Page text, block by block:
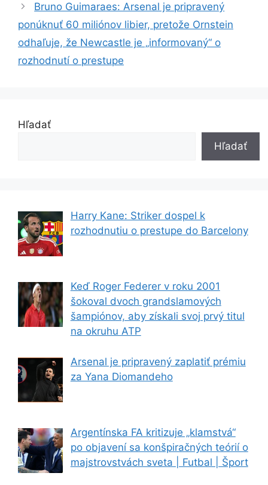
Bruno Guimaraes: Arsenal je pripravený
ponúknuť 60 miliónov libier, pretože Ornstein
odhaľuje, že Newcastle je „informovaný“ o
rozhodnutí o prestupe
Hľadať
Hľadať
Harry Kane: Striker dospel k
rozhodnutiu o prestupe do Barcelony
Keď Roger Federer v roku 2001
šokoval dvoch grandslamových
šampiónov, aby získali svoj prvý titul
na okruhu ATP
Arsenal je pripravený zaplatiť prémiu
za Yana Diomandeho
Argentínska FA kritizuje „klamstvá“
po objavení sa konšpiračných teórií o
majstrovstvách sveta | Futbal | Šport